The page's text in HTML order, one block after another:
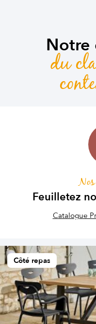
Notre
du
Feuilletez
Catalogue
Côté repas